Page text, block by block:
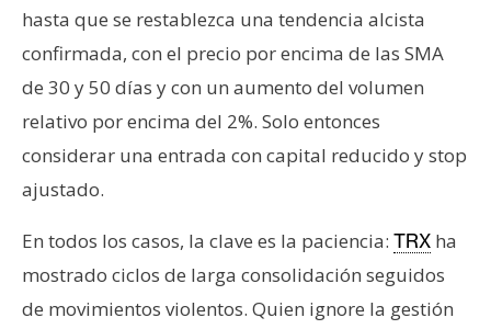
hasta que se restablezca una tendencia alcista
confirmada, con el precio por encima de las SMA
de 30 y 50 días y con un aumento del volumen
relativo por encima del 2%. Solo entonces
considerar una entrada con capital reducido y stop
ajustado.
En todos los casos, la clave es la paciencia: TRX ha
mostrado ciclos de larga consolidación seguidos
de movimientos violentos. Quien ignore la gestión